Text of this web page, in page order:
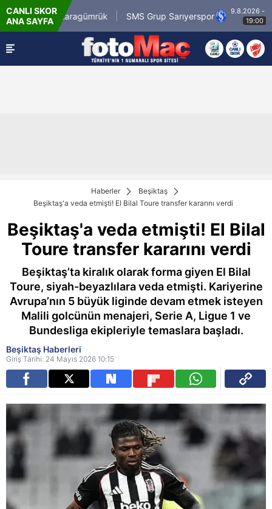
CANLI SKOR
ANA SAYFAKaragümrük SMS Grup Sarıyerspor
9.8.2026 - Paz
19:00
Haberler
Beşiktaş
Beşiktaş'a veda etmişti! El Bilal Toure transfer kararını verdi
Beşiktaş'a veda etmişti! El Bilal
Toure transfer kararını verdi
Beşiktaş’ta kiralık olarak forma giyen El Bilal
Toure, siyah-beyazlılara veda etmişti. Kariyerine
Avrupa’nın 5 büyük liginde devam etmek isteyen
Malili golcünün menajeri, Serie A, Ligue 1 ve
Bundesliga ekipleriyle temaslara başladı.
Beşiktaş Haberleri
Giriş Tarihi: 24 Mayıs 2026 10:15